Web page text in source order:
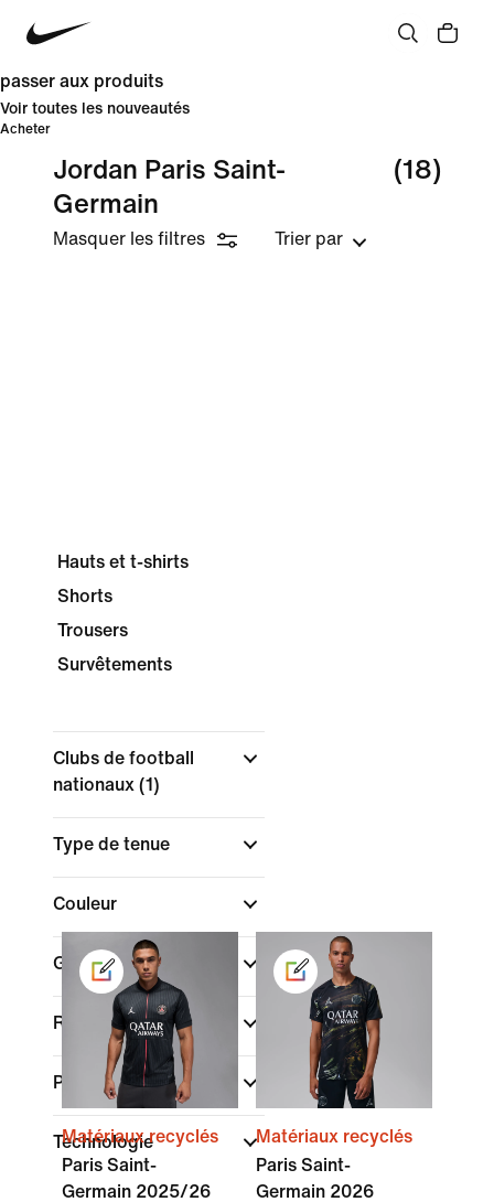
passer aux produits
Voir toutes les nouveautés
Acheter
Jordan Paris Saint-
Germain
(18)
Masquer les filtres Trier par
Hauts et t-shirts
Shorts
Trousers
Survêtements
Clubs de football
nationaux (1)
Type de tenue
Couleur
Genre
Rechercher par prix
Promotions et offres
Technologie
Matériaux recyclés
Paris Saint-
Germain 2025/26
Matériaux recyclés
Paris Saint-
Germain 2026